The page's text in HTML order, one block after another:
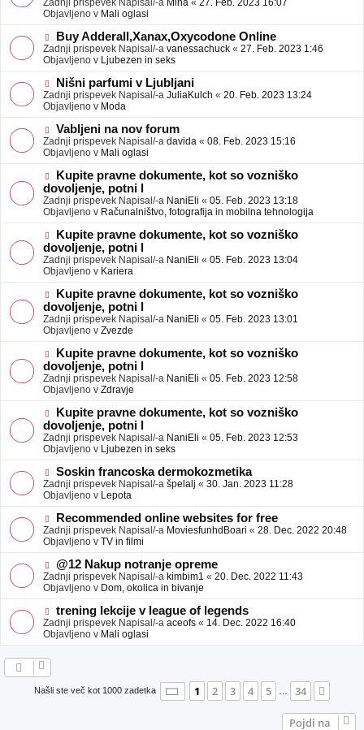
a
v
e
e
o
b
j
a
v
e
Zadnji prispevek Napisal/-a Mina « 27. Feb. 2023 16:07
Objavljeno v Mali oglasi
N
o
v
e
o
b
j
a
v
e
Buy Adderall,Xanax,Oxycodone Online
Zadnji prispevek Napisal/-a vanessachuck « 27. Feb. 2023 1:46
Objavljeno v Ljubezen in seks
N
o
v
e
o
b
j
a
v
e
Nišni parfumi v Ljubljani
Zadnji prispevek Napisal/-a JuliaKulch « 20. Feb. 2023 13:24
Objavljeno v Moda
N
o
v
e
o
b
j
a
v
e
Vabljeni na nov forum
Zadnji prispevek Napisal/-a davida « 08. Feb. 2023 15:16
Objavljeno v Mali oglasi
N
o
v
e
o
b
a
v
e
Kupite pravne dokumente, kot so vozniško
dovoljenje, potni l
Zadnji prispevek Napisal/-a NaniEli « 05. Feb. 2023 13:18
Objavljeno v Računalništvo, fotografija in mobilna tehnologija
N
o
v
e
o
b
a
v
e
Kupite pravne dokumente, kot so vozniško
dovoljenje, potni l
Zadnji prispevek Napisal/-a NaniEli « 05. Feb. 2023 13:04
Objavljeno v Kariera
N
o
v
e
o
b
a
v
e
Kupite pravne dokumente, kot so vozniško
dovoljenje, potni l
Zadnji prispevek Napisal/-a NaniEli « 05. Feb. 2023 13:01
Objavljeno v Zvezde
N
o
v
e
o
b
a
v
e
Kupite pravne dokumente, kot so vozniško
dovoljenje, potni l
Zadnji prispevek Napisal/-a NaniEli « 05. Feb. 2023 12:58
Objavljeno v Zdravje
N
o
v
e
o
b
j
a
v
e
Kupite pravne dokumente, kot so vozniško
dovoljenje, potni l
Zadnji prispevek Napisal/-a NaniEli « 05. Feb. 2023 12:53
Objavljeno v Ljubezen in seks
N
o
v
e
o
b
j
a
v
e
Soskin francoska dermokozmetika
Zadnji prispevek Napisal/-a špelalj « 30. Jan. 2023 11:28
Objavljeno v Lepota
N
o
v
e
o
b
j
a
v
e
Recommended online websites for free
Zadnji prispevek Napisal/-a MoviesfunhdBoari « 28. Dec. 2022 20:48
Objavljeno v TV in filmi
N
o
v
e
o
b
j
a
@12 Nakup notranje opreme
Zadnji prispevek Napisal/-a kimbim1 « 20. Dec. 2022 11:43
Objavljeno v Dom, okolica in bivanje
N
o
v
e
a
trening lekcije v league of legends
Zadnji prispevek Napisal/-a aceofs « 14. Dec. 2022 16:40
Objavljeno v Mali oglasi
Našli ste več kot 1000 zadetka Stran 1od34
1 2 3 4 5 … 34
Pojdi na